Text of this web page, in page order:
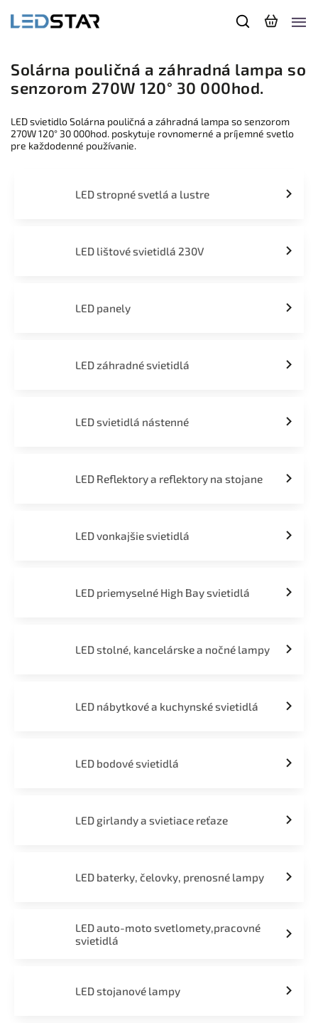
Solárna pouličná a záhradná lampa so
senzorom 270W 120° 30 000hod.
LED svietidlo Solárna pouličná a záhradná lampa so senzorom
270W 120° 30 000hod. poskytuje rovnomerné a príjemné svetlo
pre každodenné používanie.
LED stropné svetlá a lustre
LED lištové svietidlá 230V
LED panely
LED záhradné svietidlá
LED svietidlá nástenné
LED Reflektory a reflektory na stojane
LED vonkajšie svietidlá
LED priemyselné High Bay svietidlá
LED stolné, kancelárske a nočné lampy
LED nábytkové a kuchynské svietidlá
LED bodové svietidlá
LED girlandy a svietiace reťaze
LED baterky, čelovky, prenosné lampy
LED auto-moto svetlomety,pracovné
svietidlá
LED stojanové lampy